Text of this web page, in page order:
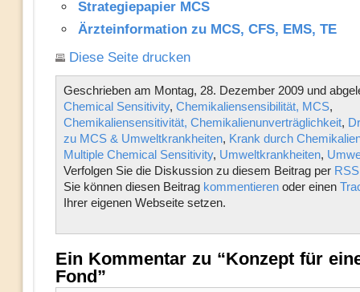
Strategiepapier MCS
Ärzteinformation zu MCS, CFS, EMS, TE
Diese Seite drucken
Geschrieben am Montag, 28. Dezember 2009 und
Chemical Sensitivity, Chemikaliensensibilität, MCS,
Chemikaliensensitivität, Chemikalienunverträglichkeit,
zu MCS & Umweltkrankheiten, Krank durch
Multiple Chemical Sensitivity, Umweltkrankheiten,
Verfolgen Sie die Diskussion zu diesem Beitrag per
Sie können diesen Beitrag kommentierenoder einen
Ihrer eigenen Webseite setzen.
Ein Kommentar zu “Konzept für
Fond”